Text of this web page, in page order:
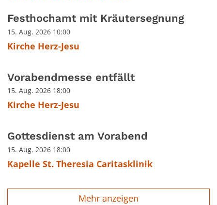
Festhochamt mit Kräutersegnung
15. Aug. 2026 10:00
Kirche Herz-Jesu
Vorabendmesse entfällt
15. Aug. 2026 18:00
Kirche Herz-Jesu
Gottesdienst am Vorabend
15. Aug. 2026 18:00
Kapelle St. Theresia Caritasklinik
Mehr anzeigen